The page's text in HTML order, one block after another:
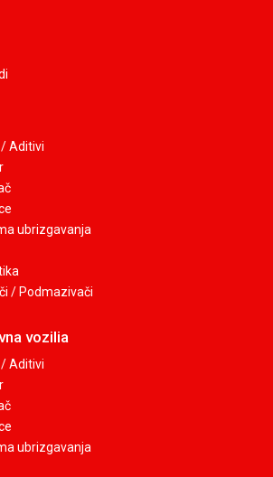
Aditivi
ubrizgavanja
/ Podmazivači
vozilia
Aditivi
ubrizgavanja